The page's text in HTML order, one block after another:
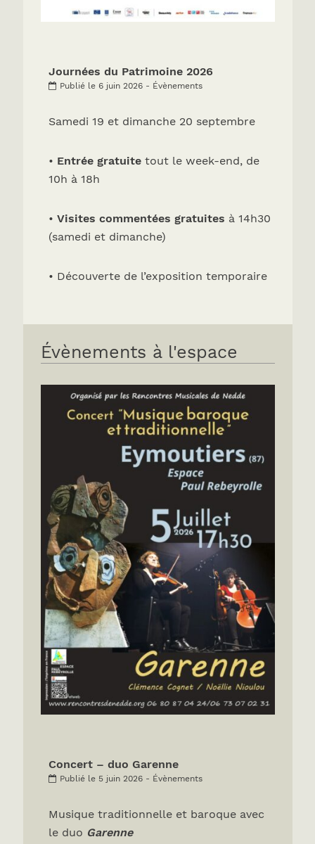
Journées du Patrimoine 2026
Publié le 6 juin 2026 - Évènements
Samedi 19 et dimanche 20 septembre
• Entrée gratuitetout le week-end, de
10h à 18h
• Visites commentées gratuites à 14h30
(samedi et dimanche)
• Découverte de l’exposition temporaire
Évènements à l'espace
Concert – duo Garenne
Publié le 5 juin 2026 - Évènements
Musique traditionnelle et baroque avec
le duo Garenne